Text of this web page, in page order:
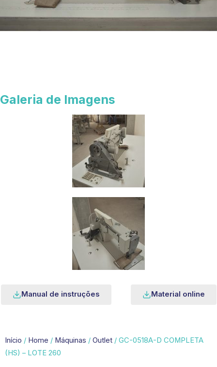
Galeria de Imagens
Manual de instruções Material online
Início / Home / Máquinas / Outlet / GC-0518A-D COMPLETA
(HS) – LOTE 260